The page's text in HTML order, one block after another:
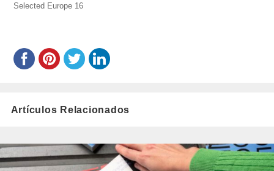
lopez/
el
Selected Europe 16
Artículos Relacionados